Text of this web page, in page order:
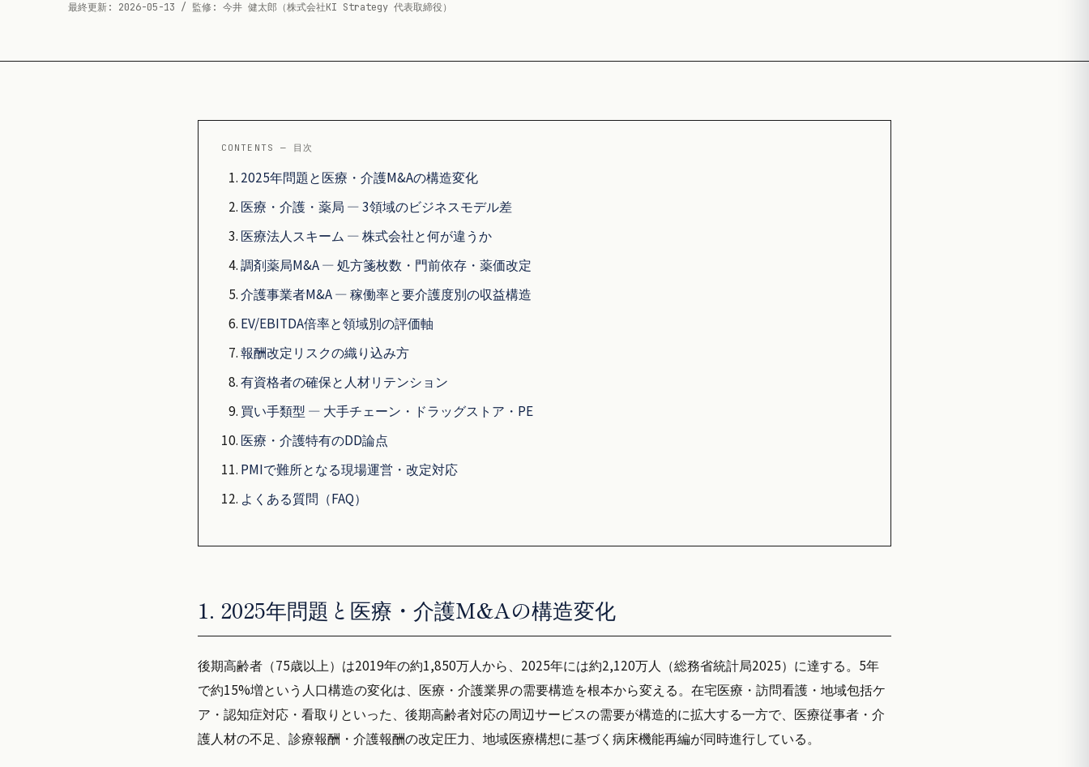
最終更新: 2026-05-13 / 監修: 今井 健太郎（株式会社KI Strategy 代表取締役）
CONTENTS — 目次
2025年問題と医療・介護M&Aの構造変化
医療・介護・薬局 — 3領域のビジネスモデル差
医療法人スキーム — 株式会社と何が違うか
調剤薬局M&A — 処方箋枚数・門前依存・薬価改定
介護事業者M&A — 稼働率と要介護度別の収益構造
EV/EBITDA倍率と領域別の評価軸
報酬改定リスクの織り込み方
有資格者の確保と人材リテンション
買い手類型 — 大手チェーン・ドラッグストア・PE
医療・介護特有のDD論点
PMIで難所となる現場運営・改定対応
よくある質問（FAQ）
1. 2025年問題と医療・介護M&Aの構造変化
後期高齢者（75歳以上）は2019年の約1,850万人から、2025年には約2,120万人（総務省統計局2025）に達する。5年
で約15%増という人口構造の変化は、医療・介護業界の需要構造を根本から変える。在宅医療・訪問看護・地域包括ケ
ア・認知症対応・看取りといった、後期高齢者対応の周辺サービスの需要が構造的に拡大する一方で、医療従事者・介
護人材の不足、診療報酬・介護報酬の改定圧力、地域医療構想に基づく病床機能再編が同時進行している。